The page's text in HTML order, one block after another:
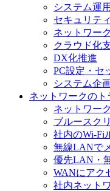
システム運
セキュリテ
ネットワー
クラウド化
DX化推進
PC設定・セ
システム企
ネットワークの
ネットワー
ブルースク
社内のWi-Fi
無線LANで
優先LAN・
WANにアク
社内ネット